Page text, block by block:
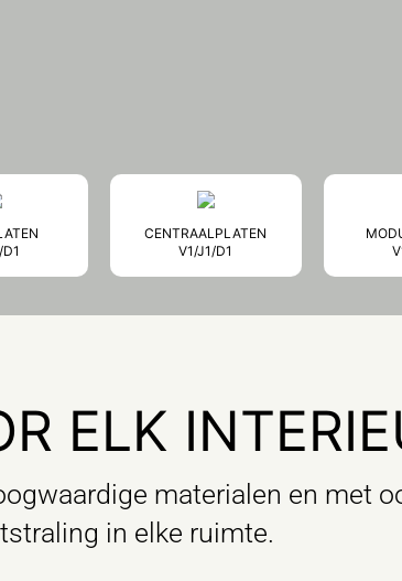
CENTRAALPLATEN
V1/J1/D1
ELK
materialen en met
in elke ruimte.